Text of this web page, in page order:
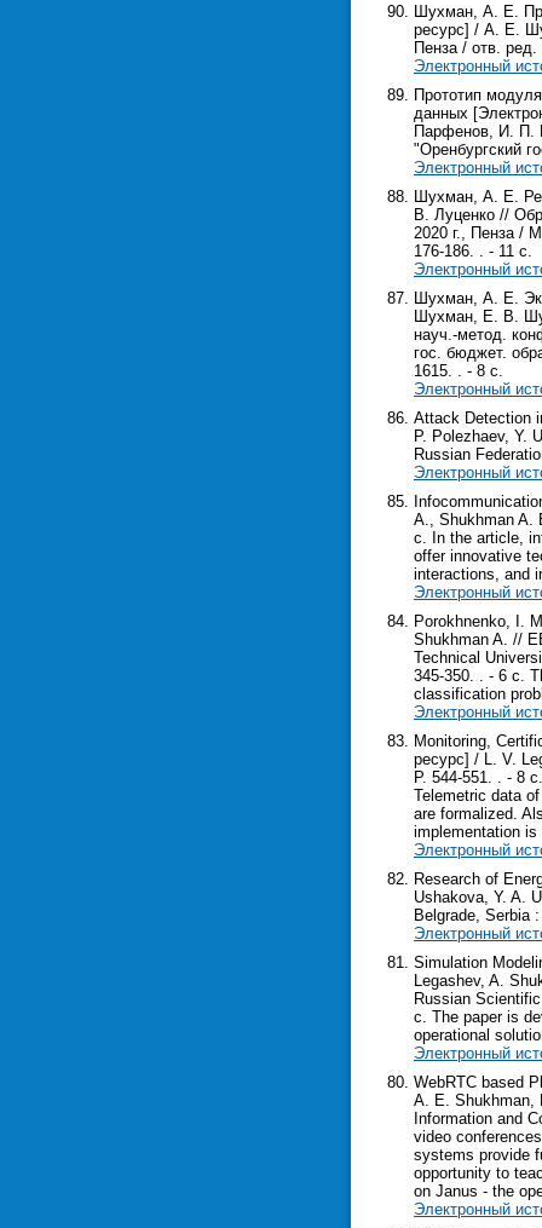
Шухман, А. Е.
ресурс] / А. Е.
Пенза / отв.
Электронный
Прототип
данных
Парфенов, И. П.
"Оренбургский
Электронный
Шухман, А. Е.
В. Луценко //
2020 г., Пенза /
176-186. . - 11 с.
Электронный
Шухман, А. Е.
Шухман, Е. В.
науч.-метод.
гос. бюджет.
1615. . - 8 с.
Электронный
Attack Detection
P. Polezhaev, Y.
Russian
Электронный
A., Shukhman A.
c. In the article,
offer innovative
interactions, and
Электронный
Porokhnenko, I.
Shukhman A. //
Technical
345-350. . - 6 с.
classification
Электронный
Monitoring,
ресурс] / L. V.
P. 544-551. . - 8
Telemetric data
are formalized.
implementation
Электронный
Research of
Ushakova, Y. A.
Belgrade, Serbia
Электронный
Simulation
Legashev, A.
Russian
c. The paper is
operational
Электронный
WebRTC based
A. E. Shukhman,
Information and
video
systems provide
opportunity to
on Janus - the
Электронный